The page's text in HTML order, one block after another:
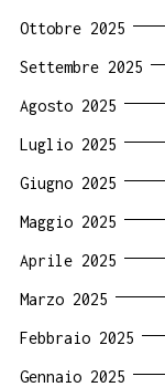
Ottobre 2025
Settembre 2025
Agosto 2025
Luglio 2025
Giugno 2025
Maggio 2025
Aprile 2025
Marzo 2025
Febbraio 2025
Gennaio 2025